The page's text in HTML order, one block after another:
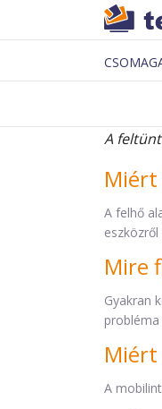
A
A felhő
Mire
Gyakran
A